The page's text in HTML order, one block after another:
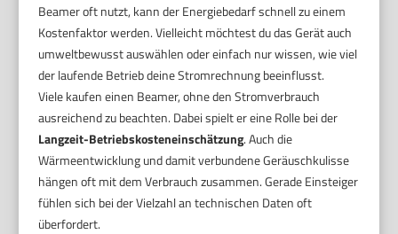
Beamer oft nutzt, kann der Energiebedarf schnell zu einem
Kostenfaktor werden. Vielleicht möchtest du das Gerät auch
umweltbewusst auswählen oder einfach nur wissen, wie viel
der laufende Betrieb deine Stromrechnung beeinflusst.
Viele kaufen einen Beamer, ohne den Stromverbrauch
ausreichend zu beachten. Dabei spielt er eine Rolle bei der
Langzeit-Betriebskosteneinschätzung. Auch die
Wärmeentwicklung und damit verbundene Geräuschkulisse
hängen oft mit dem Verbrauch zusammen. Gerade Einsteiger
fühlen sich bei der Vielzahl an technischen Daten oft
überfordert.